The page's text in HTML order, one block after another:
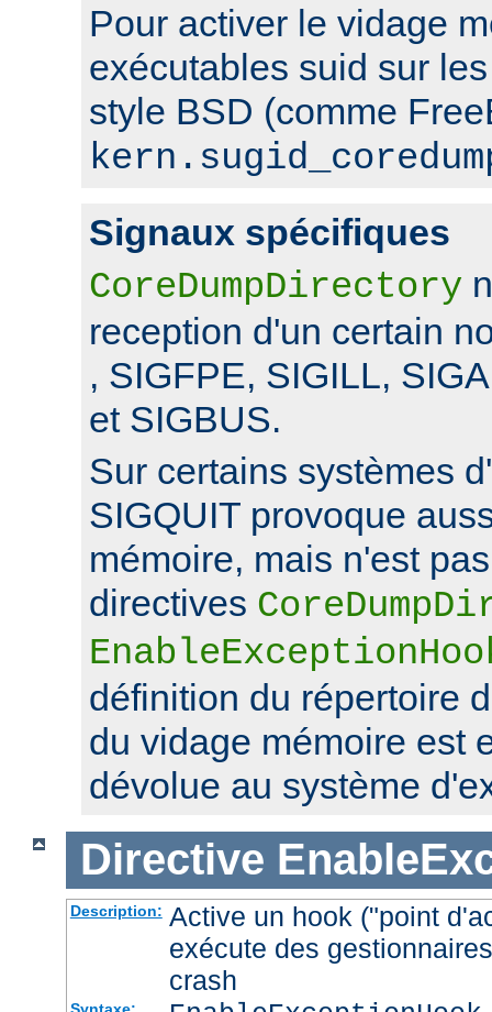
Pour activer le vidage
exécutables suid sur
style BSD (comme
Signaux spécifiques
CoreDumpDirectory
reception d'un certain
, SIGFPE, SIGILL,
et SIGBUS.
Sur certains systèmes
SIGQUIT provoque
mémoire, mais n'est
directives
définition du répertoire
du vidage mémoire est
dévolue au système
Directive
Description: Active un hook ("point
exécute des
crash